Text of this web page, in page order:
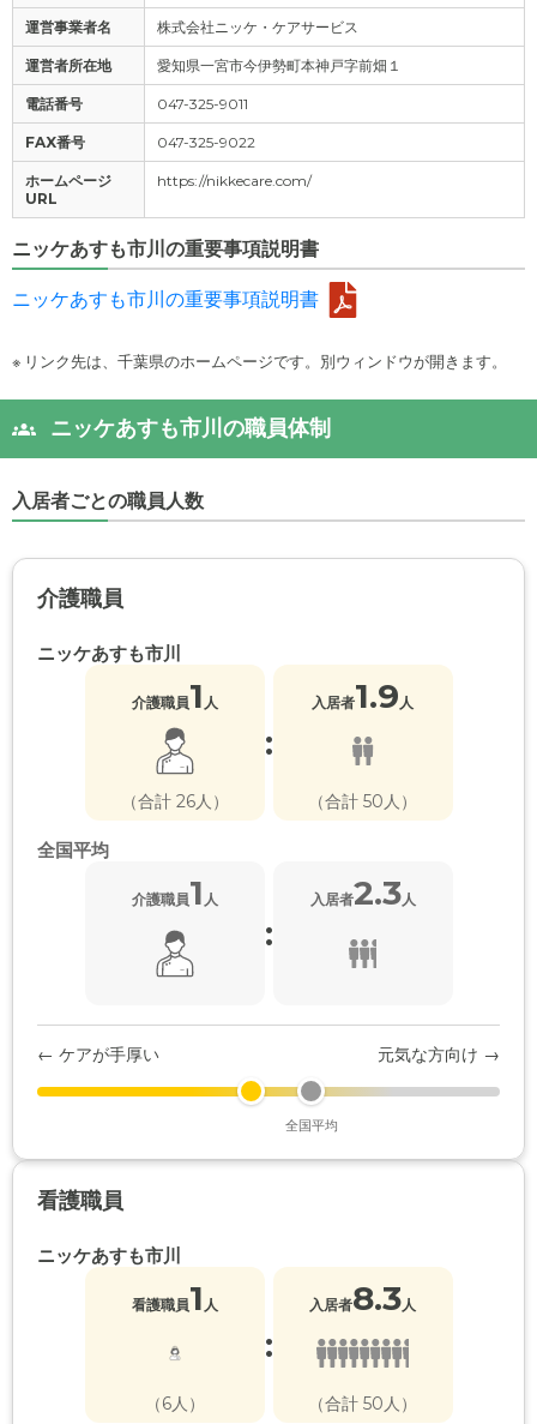
運営事業者名 株式会社ニッケ・ケアサービス
運営者所在地 愛知県一宮市今伊勢町本神戸字前畑１
電話番号 047-325-9011
FAX番号 047-325-9022
ホームページ
URL
https://nikkecare.com/
ニッケあすも市川の重要事項説明書
ニッケあすも市川の重要事項説明書
※ リンク先は、千葉県のホームページです。別ウィンドウが開きます。
ニッケあすも市川の職員体制
入居者ごとの職員人数
介護職員
ニッケあすも市川
介護職員1 人
（合計 26人）
:
入居者1.9人
（合計 50人）
全国平均
介護職員1 人
:
入居者2.3人
← ケアが手厚い 元気な方向け →
全国平均
看護職員
ニッケあすも市川
看護職員1 人
（6人）
:
入居者8.3人
（合計 50人）